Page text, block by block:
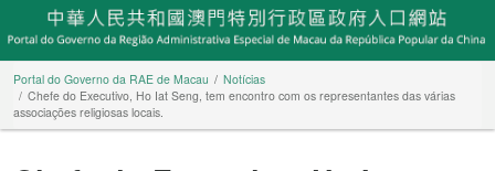
Portal do Governo da RAE de Macau
Notícias
Chefe do Executivo, Ho Iat Seng, tem encontro com os representantes das várias
associações religiosas locais.